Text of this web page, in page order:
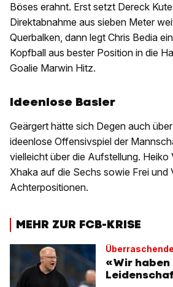
Böses erahnt. Erst setzt Dereck
Direktabnahme aus sieben Meter
Querbalken, dann legt Chris Bedia
Kopfball aus bester Position in die
Goalie Marwin Hitz.
Ideenlose Basler
Geärgert hätte sich Degen auch
ideenlose Offensivspiel der
vielleicht über die Aufstellung. Heiko
Xhaka auf die Sechs sowie Frei und
Achterpositionen.
MEHR ZUR FCB-KRISE
«Wir